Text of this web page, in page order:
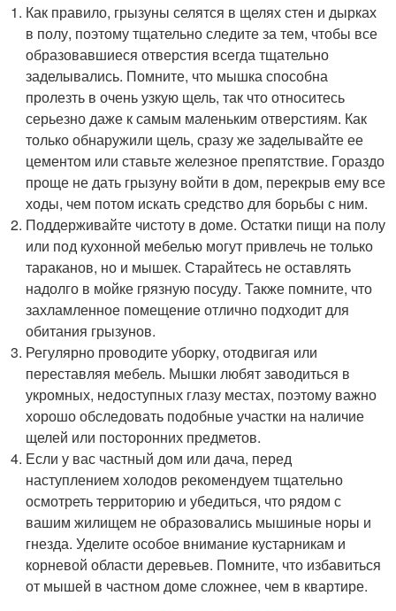
Как правило, грызуны селятся в щелях стен и дырках
в полу, поэтому тщательно следите за тем, чтобы все
образовавшиеся отверстия всегда тщательно
заделывались. Помните, что мышка способна
пролезть в очень узкую щель, так что относитесь
серьезно даже к самым маленьким отверстиям. Как
только обнаружили щель, сразу же заделывайте ее
цементом или ставьте железное препятствие. Гораздо
проще не дать грызуну войти в дом, перекрыв ему все
ходы, чем потом искать средство для борьбы с ним.
Поддерживайте чистоту в доме. Остатки пищи на полу
или под кухонной мебелью могут привлечь не только
тараканов, но и мышек. Старайтесь не оставлять
надолго в мойке грязную посуду. Также помните, что
захламленное помещение отлично подходит для
обитания грызунов.
Регулярно проводите уборку, отодвигая или
переставляя мебель. Мышки любят заводиться в
укромных, недоступных глазу местах, поэтому важно
хорошо обследовать подобные участки на наличие
щелей или посторонних предметов.
Если у вас частный дом или дача, перед
наступлением холодов рекомендуем тщательно
осмотреть территорию и убедиться, что рядом с
вашим жилищем не образовались мышиные норы и
гнезда. Уделите особое внимание кустарникам и
корневой области деревьев. Помните, что избавиться
от мышей в частном доме сложнее, чем в квартире.